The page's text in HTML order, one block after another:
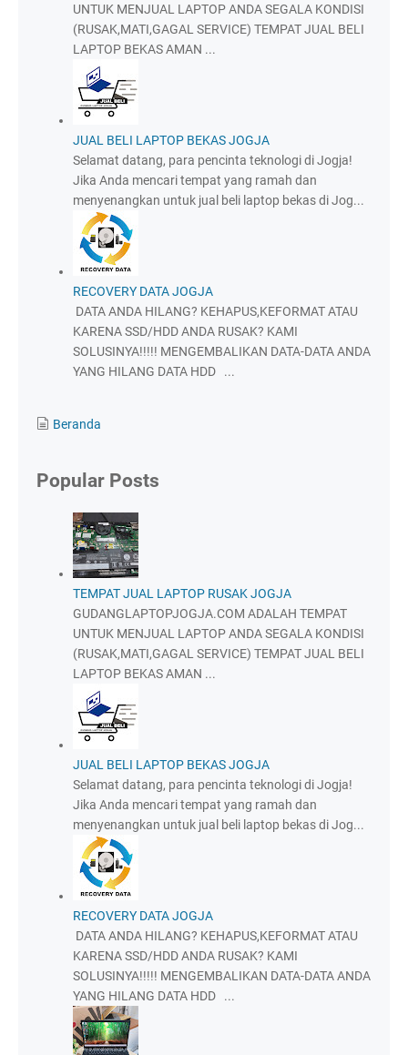
UNTUK MENJUAL LAPTOP ANDA SEGALA KONDISI
(RUSAK,MATI,GAGAL SERVICE) TEMPAT JUAL BELI
LAPTOP BEKAS AMAN ...
JUAL BELI LAPTOP BEKAS JOGJA
Selamat datang, para pencinta teknologi di Jogja!
Jika Anda mencari tempat yang ramah dan
menyenangkan untuk jual beli laptop bekas di Jog...
RECOVERY DATA JOGJA
DATA ANDA HILANG? KEHAPUS,KEFORMAT ATAU
KARENA SSD/HDD ANDA RUSAK? KAMI
SOLUSINYA!!!!! MENGEMBALIKAN DATA-DATA ANDA
YANG HILANG DATA HDD ...
Beranda
Popular Posts
TEMPAT JUAL LAPTOP RUSAK JOGJA
GUDANGLAPTOPJOGJA.COM ADALAH TEMPAT
UNTUK MENJUAL LAPTOP ANDA SEGALA KONDISI
(RUSAK,MATI,GAGAL SERVICE) TEMPAT JUAL BELI
LAPTOP BEKAS AMAN ...
JUAL BELI LAPTOP BEKAS JOGJA
Selamat datang, para pencinta teknologi di Jogja!
Jika Anda mencari tempat yang ramah dan
menyenangkan untuk jual beli laptop bekas di Jog...
RECOVERY DATA JOGJA
DATA ANDA HILANG? KEHAPUS,KEFORMAT ATAU
KARENA SSD/HDD ANDA RUSAK? KAMI
SOLUSINYA!!!!! MENGEMBALIKAN DATA-DATA ANDA
YANG HILANG DATA HDD ...